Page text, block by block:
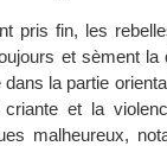
pris fin, les
et sèment la
la partie
et la
malheureux,